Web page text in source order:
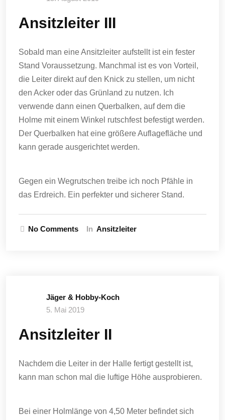
Ansitzleiter III
Sobald man eine Ansitzleiter aufstellt ist ein fester
Stand Voraussetzung. Manchmal ist es von Vorteil,
die Leiter direkt auf den Knick zu stellen, um nicht
den Acker oder das Grünland zu nutzen. Ich
verwende dann einen Querbalken, auf dem die
Holme mit einem Winkel rutschfest befestigt werden.
Der Querbalken hat eine größere Auflagefläche und
kann gerade ausgerichtet werden.
Gegen ein Wegrutschen treibe ich noch Pfähle in
das Erdreich. Ein perfekter und sicherer Stand.
No Comments In Ansitzleiter
Jäger & Hobby-Koch
5. Mai 2019
Ansitzleiter II
Nachdem die Leiter in der Halle fertigt gestellt ist,
kann man schon mal die luftige Höhe ausprobieren.
Bei einer Holmlänge von 4,50 Meter befindet sich